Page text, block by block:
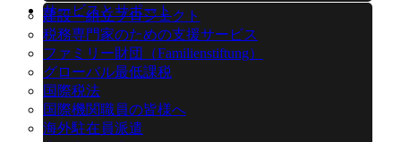
サービスとサポート
建設・組立プロジェクト
税務専門家のための支援サービス
ファミリー財団（Familienstiftung）
グローバル最低課税
国際税法
国際機関職員の皆様へ
海外駐在員派遣